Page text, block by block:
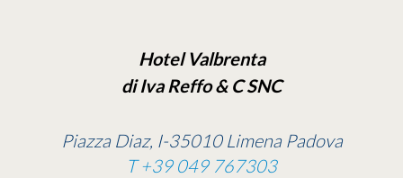
Hotel Valbrenta
di Iva Reffo & C SNC
Piazza Diaz, I-35010 Limena Padova
T +39 049 767303